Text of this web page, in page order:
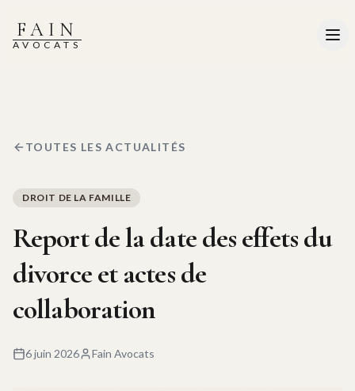
FAIN
AVOCATS
TOUTES LES ACTUALITÉS
DROIT DE LA FAMILLE
Report de la date des effets du
divorce et actes de
collaboration
6 juin 2026 Fain Avocats